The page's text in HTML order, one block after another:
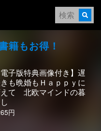
籍もお得！
電子版特典画像付き】遅
も晩婚もＨａｐｐｙに
て 北欧マインドの暮
円